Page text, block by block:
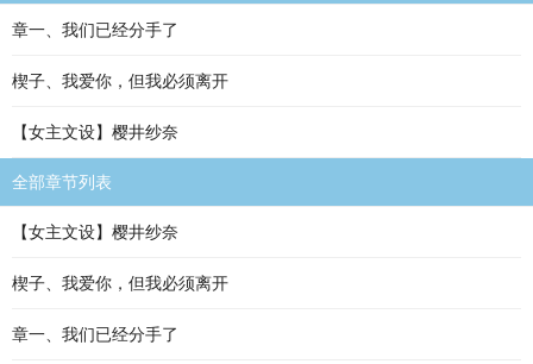
章一、我们已经分手了
楔子、我爱你，但我必须离开
【女主文设】樱井纱奈
全部章节列表
【女主文设】樱井纱奈
楔子、我爱你，但我必须离开
章一、我们已经分手了